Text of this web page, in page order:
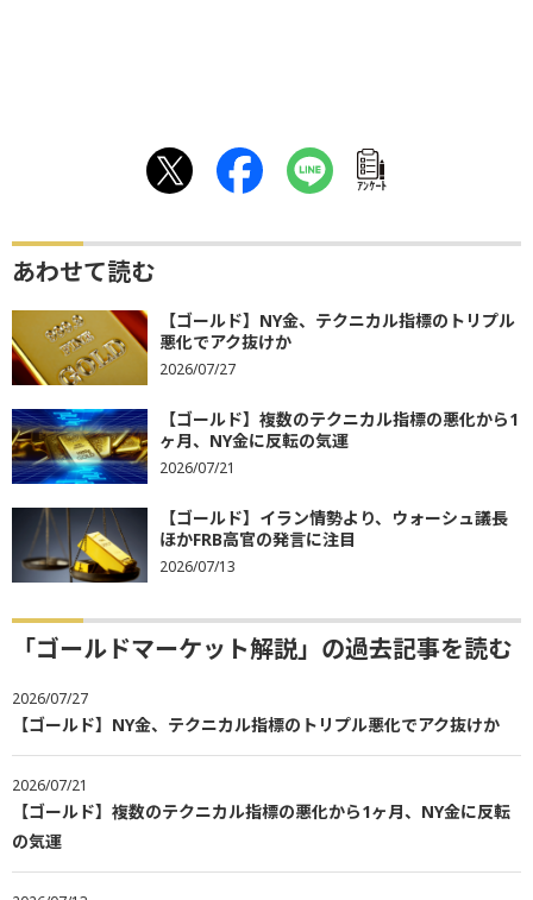
ｱﾝｹｰﾄ
あわせて読む
【ゴールド】NY金、テクニカル指標のトリプル
悪化でアク抜けか
2026/07/27
【ゴールド】複数のテクニカル指標の悪化から1
ヶ月、NY金に反転の気運
2026/07/21
【ゴールド】イラン情勢より、ウォーシュ議長
ほかFRB高官の発言に注目
2026/07/13
「ゴールドマーケット解説」の過去記事を読む
2026/07/27
【ゴールド】NY金、テクニカル指標のトリプル悪化でアク抜けか
2026/07/21
【ゴールド】複数のテクニカル指標の悪化から1ヶ月、NY金に反転
の気運